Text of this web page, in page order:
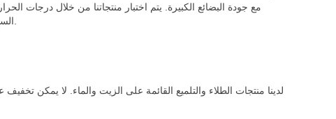
مع جودة البضائع الكبيرة. يتم اختبار منتجاتنا من خلال درجات